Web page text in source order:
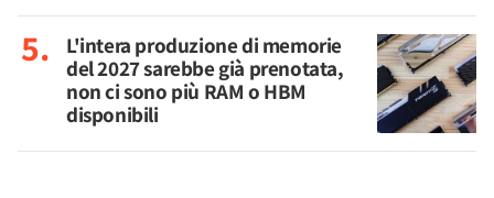
L'intera produzione di memorie
del 2027 sarebbe già prenotata,
non ci sono più RAM o HBM
disponibili